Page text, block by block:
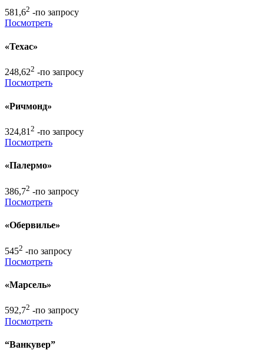
581,62 -по запросу
Посмотреть
«Техас»
248,622 -по запросу
Посмотреть
«Ричмонд»
324,81 2 -по запросу
Посмотреть
«Палермо»
386,72 -по запросу
Посмотреть
«Обервилье»
5452 -по запросу
Посмотреть
«Марсель»
592,72 -по запросу
Посмотреть
“Ванкувер”